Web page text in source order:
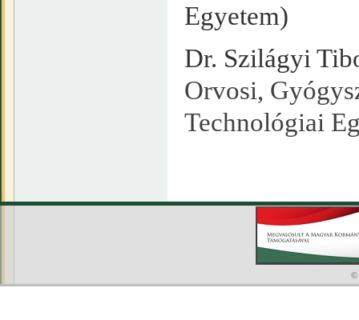
Egyetem)
Dr. Szilágyi
Orvosi,
Technológiai
©